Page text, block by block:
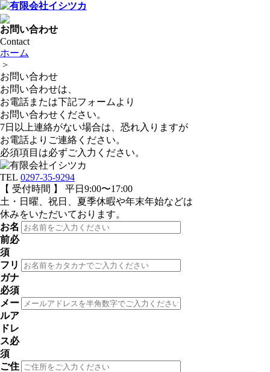
お問い合わせ
Contact
ホーム
>
お問い合わせ
お問い合わせは、
お電話または下記フォームより
お問い合わせください。
7日以上連絡がない場合は、恐れ入りますが
お電話よりご連絡ください。
必須項目は必ずご入力ください。
TEL 0297-35-9294
【 受付時間 】 平日9:00〜17:00
土・日曜、祝日、夏季休暇や年末年始などは
休みをいただいております。
お名
前必
須
フリ
ガナ
必須
メー
ルア
ドレ
ス必
須
ご住